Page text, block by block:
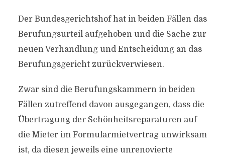
Der Bundesgerichtshof hat in beiden Fällen das
Berufungsurteil aufgehoben und die Sache zur
neuen Verhandlung und Entscheidung an das
Berufungsgericht zurückverwiesen.
Zwar sind die Berufungskammern in beiden
Fällen zutreffend davon ausgegangen, dass die
Übertragung der Schönheitsreparaturen auf
die Mieter im Formularmietvertrag unwirksam
ist, da diesen jeweils eine unrenovierte